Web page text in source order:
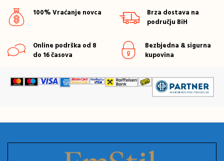
100% Vraćanje novca
Brza dostava na
području BiH
Online podrška od 8
do 16 časova
Bezbjedna & sigurna
kupovina